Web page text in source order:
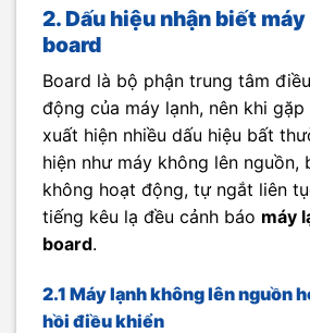
2. Dấu hiệu nhận biết
board
Board là bộ phận trung tâm
động của máy lạnh, nên khi
xuất hiện nhiều dấu hiệu bất
hiện như máy không lên nguồn,
không hoạt động, tự ngắt liên
tiếng kêu lạ đều cảnh báo máy
board.
2.1 Máy lạnh không lên nguồn
hồi điều khiển